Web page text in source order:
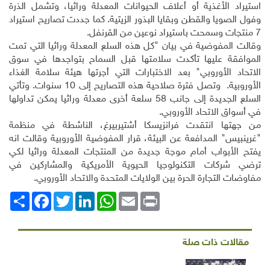
استيراد الأغذية أو أعلاف الحيوانات المعدلة وراثيا، وتشمل الذرة
وفول الصويا والقطن وبقايا البذور الزيتية. كما جددت تصاريح استيراد
7 منتجات وسمحت باستيراد نوعين من القرنفل.
وقالت المفوضية في بيان "كل هذه السلع المعدلة وراثيا التي تمت
الموافقة عليها تأكدت سلامتها قبل السماح بتواجدها في سوق
الاتحاد الأوروبي" بعد الاختبارات التي أجرتها هيئة سلامة الغذاء
الأوروبية. وتصل فترة صلاحية هذه التصاريح إلى 10 سنوات. وتأتي
السلع الجديدة إلى جانب 58 سلعة أخرى معدلة وراثيا يمكن تداولها
في أسواق الاتحاد الأوروبي.
من جهتها انتقدت فرانزيسكا أشتيربيرغ، الناشطة في منظمة
"غرينبيس" المدافعة عن البيئة، قرار المفوضية الأوروبية وقالت انه
يفتح الأبواب أمام موجة جديدة من المنتجات المعدلة وراثيا لكي
ترضي شركات التكنولوجيا الحيوية الأمريكية والمشاركين في
مفاوضات التجارة الحرة بين الولايات المتحدة والاتحاد الأوروبي.
انشر
FacebookTwitterLinkedIn
WhatsAppEmail Print
مقالات ذات صلة